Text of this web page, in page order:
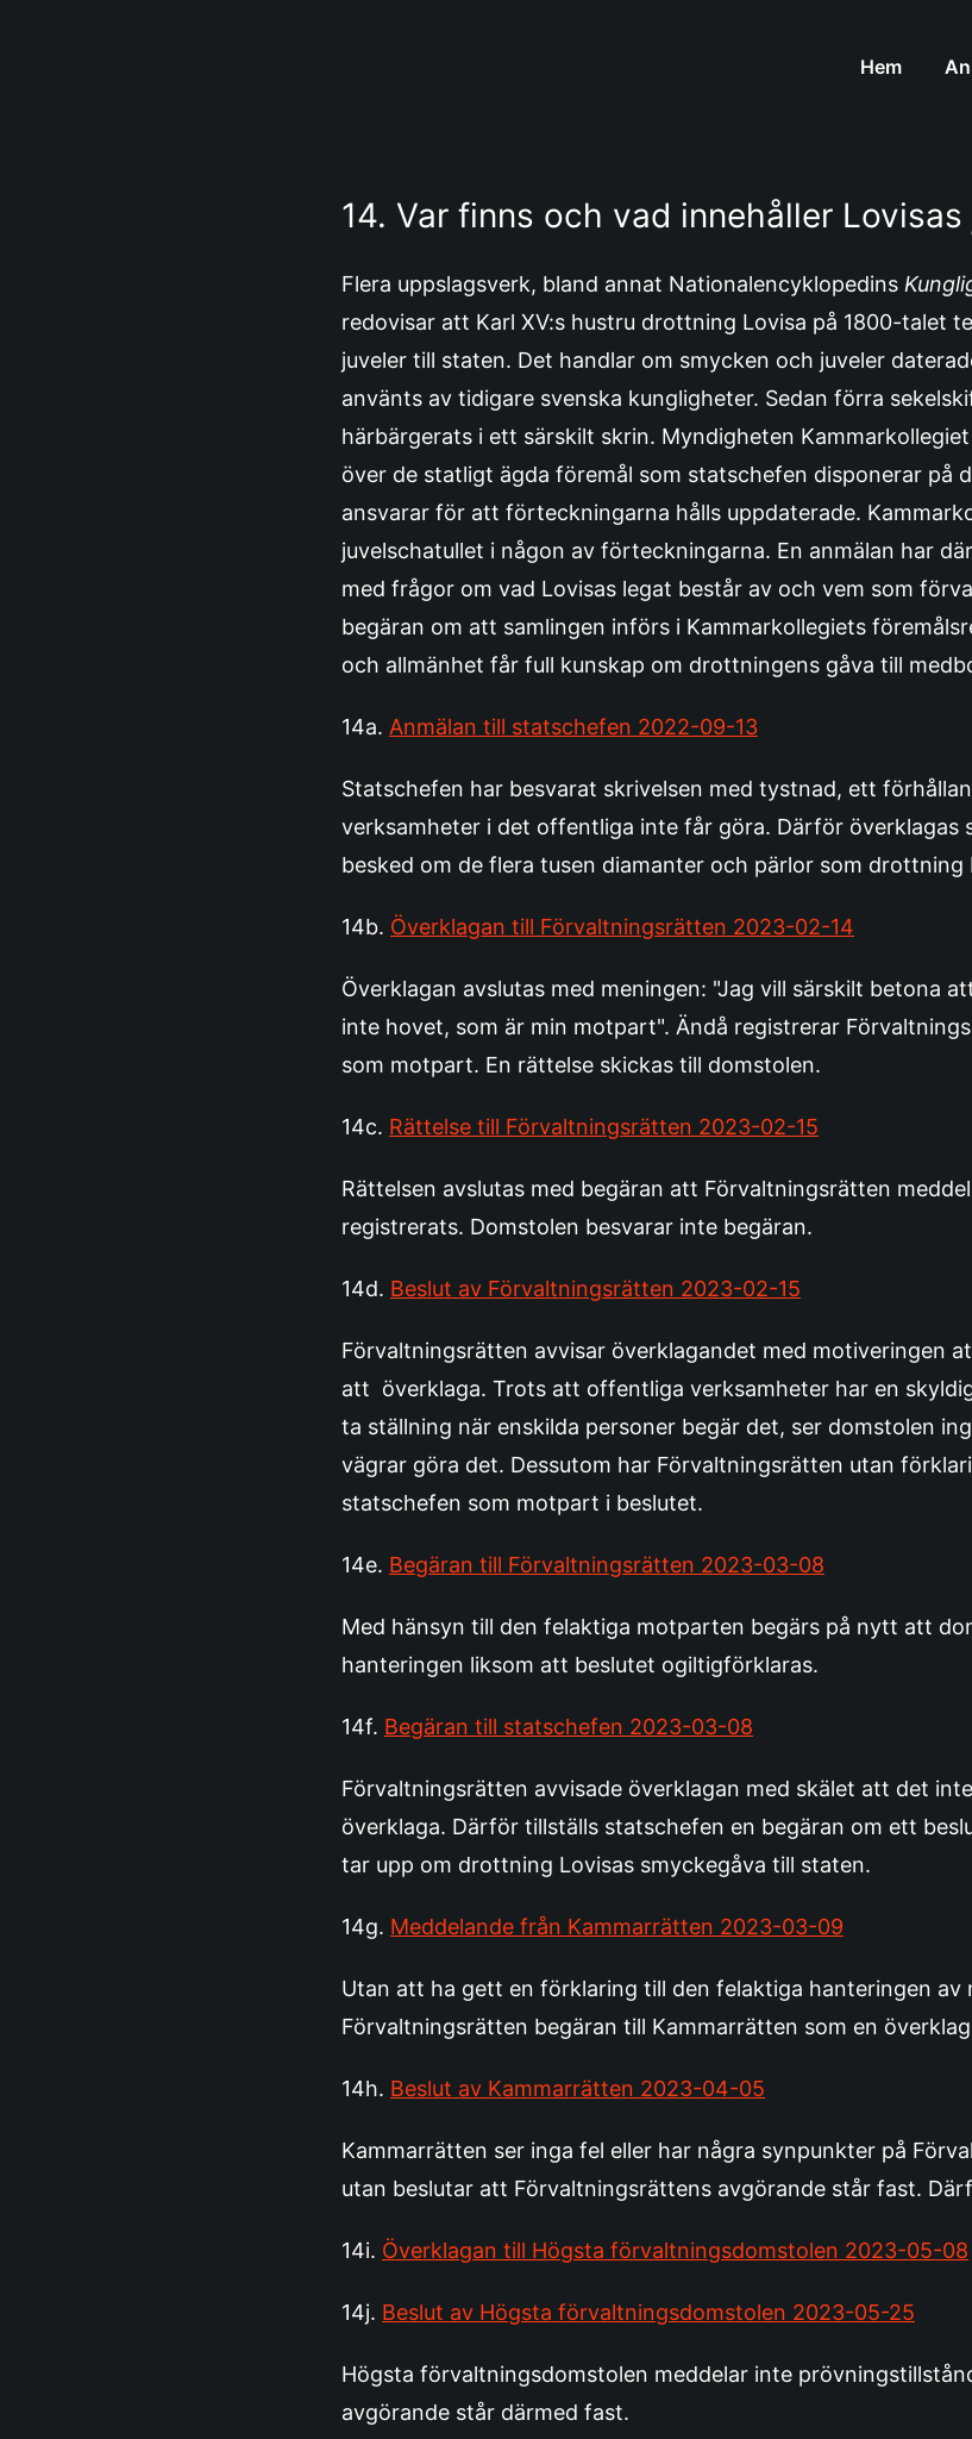
Hem
14. Var finns och vad innehåller
Flera uppslagsverk, bland annat Nationalencyklopedins
redovisar att Karl XV:s hustru drottning Lovisa på 1800-talet
juveler till staten. Det handlar om smycken och juveler
använts av tidigare svenska kungligheter. Sedan förra
härbärgerats i ett särskilt skrin. Myndigheten
över de statligt ägda föremål som statschefen disponerar på
ansvarar för att förteckningarna hålls uppdaterade.
juvelschatullet i någon av förteckningarna. En anmälan har
med frågor om vad Lovisas legat består av och vem som
begäran om att samlingen införs i Kammarkollegiets
och allmänhet får full kunskap om drottningens gåva till
14a. Anmälan till statschefen 2022-09-13
Statschefen har besvarat skrivelsen med tystnad, ett
verksamheter i det offentliga inte får göra. Därför överklagas
besked om de flera tusen diamanter och pärlor som
14b. Överklagan till Förvaltningsrätten 2023-02-14
Överklagan avslutas med meningen: "Jag vill särskilt betona
inte hovet, som är min motpart". Ändå registrerar
som motpart. En rättelse skickas till domstolen.
14c. Rättelse till Förvaltningsrätten 2023-02-15
Rättelsen avslutas med begäran att Förvaltningsrätten
registrerats. Domstolen besvarar inte begäran.
14d. Beslut av Förvaltningsrätten 2023-02-15
Förvaltningsrätten avvisar överklagandet med motiveringen
att överklaga. Trots att offentliga verksamheter har en
ta ställning när enskilda personer begär det, ser domstolen
vägrar göra det. Dessutom har Förvaltningsrätten utan
statschefen som motpart i beslutet.
14e. Begäran till Förvaltningsrätten 2023-03-08
Med hänsyn till den felaktiga motparten begärs på nytt att
hanteringen liksom att beslutet ogiltigförklaras.
14f. Begäran till statschefen 2023-03-08
Förvaltningsrätten avvisade överklagan med skälet att det
överklaga. Därför tillställs statschefen en begäran om ett
tar upp om drottning Lovisas smyckegåva till staten.
14g. Meddelande från Kammarrätten 2023-03-09
Utan att ha gett en förklaring till den felaktiga hanteringen av
Förvaltningsrätten begäran till Kammarrätten som en
14h. Beslut av Kammarrätten 2023-04-05
Kammarrätten ser inga fel eller har några synpunkter på
utan beslutar att Förvaltningsrättens avgörande står fast.
14i. Överklagan till Högsta förvaltningsdomstolen 2023-05-08
14j. Beslut av Högsta förvaltningsdomstolen 2023-05-25
Högsta förvaltningsdomstolen meddelar inte
avgörande står därmed fast.